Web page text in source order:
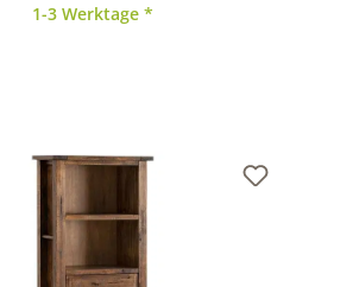
1-3 Werktage *